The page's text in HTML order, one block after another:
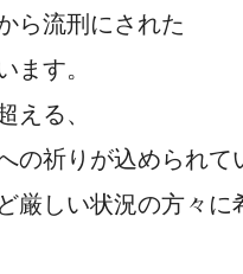
ら流刑にされた
ます。
える、
の祈りが込められて
厳しい状況の方々に